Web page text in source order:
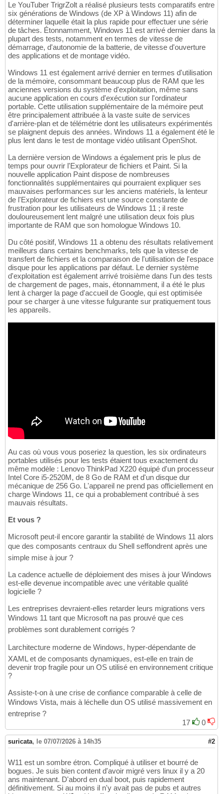
Le YouTuber TrigrZolt a réalisé plusieurs tests comparatifs entre
six générations de Windows (de XP à Windows 11) afin de
déterminer laquelle était la plus rapide pour effectuer une série
de tâches. Étonnamment, Windows 11 est arrivé dernier dans la
plupart des tests, notamment en termes de vitesse de
démarrage, d'autonomie de la batterie, de vitesse d'ouverture
des applications et de montage vidéo.
Windows 11 est également arrivé dernier en termes d'utilisation
de la mémoire, consommant beaucoup plus de RAM que les
anciennes versions du système d'exploitation, même sans
aucune application en cours d'exécution sur l'ordinateur
portable. Cette utilisation supplémentaire de la mémoire peut
être principalement attribuée à la vaste suite de services
d'arrière-plan et de télémétrie dont les utilisateurs expérimentés
se plaignent depuis des années. Windows 11 a également été le
plus lent dans le test de montage vidéo utilisant OpenShot.
La dernière version de Windows a également pris le plus de
temps pour ouvrir l'Explorateur de fichiers et Paint. Si la
nouvelle application Paint dispose de nombreuses
fonctionnalités supplémentaires qui pourraient expliquer ses
mauvaises performances sur les anciens matériels, la lenteur
de l'Explorateur de fichiers est une source constante de
frustration pour les utilisateurs de Windows 11 ; il reste
douloureusement lent malgré une utilisation deux fois plus
importante de RAM que son homologue Windows 10.
Du côté positif, Windows 11 a obtenu des résultats relativement
meilleurs dans certains benchmarks, tels que la vitesse de
transfert de fichiers et la comparaison de l'utilisation de l'espace
disque pour les applications par défaut. Le dernier système
d'exploitation est également arrivé troisième dans l'un des tests
de chargement de pages, mais, étonnamment, il a été le plus
lent à charger la page d'accueil de Google, qui est optimisée
pour se charger à une vitesse fulgurante sur pratiquement tous
les appareils.
Au cas où vous vous poseriez la question, les six ordinateurs
portables utilisés pour les tests étaient tous exactement du
même modèle : Lenovo ThinkPad X220 équipé d'un processeur
Intel Core i5-2520M, de 8 Go de RAM et d'un disque dur
mécanique de 256 Go. L'appareil ne prend pas officiellement en
charge Windows 11, ce qui a probablement contribué à ses
mauvais résultats.
Et vous ?
Microsoft peut-il encore garantir la stabilité de Windows 11 alors
que des composants centraux du Shell seffondrent après une
simple mise à jour ?
La cadence actuelle de déploiement des mises à jour Windows
est-elle devenue incompatible avec une véritable qualité
logicielle ?
Les entreprises devraient-elles retarder leurs migrations vers
Windows 11 tant que Microsoft na pas prouvé que ces
problèmes sont durablement corrigés ?
Larchitecture moderne de Windows, hyper-dépendante de
XAML et de composants dynamiques, est-elle en train de
devenir trop fragile pour un OS utilisé en environnement critique
?
Assiste-t-on à une crise de confiance comparable à celle de
Windows Vista, mais à léchelle dun OS utilisé massivement en
entreprise ?
17
0
suricata, le 07/07/2026 à 14h35 #2
W11 est un sombre étron. Compliqué à utiliser et bourré de
bogues. Je suis bien content d'avoir migré vers linux il y a 20
ans maintenant. D'abord en dual boot, puis rapidement
définitivement. Si au moins il n'y avait pas de pubs et autres